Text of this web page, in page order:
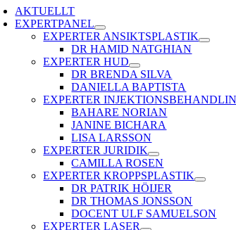
AKTUELLT
EXPERTPANEL
EXPERTER ANSIKTSPLASTIK
DR HAMID NATGHIAN
EXPERTER HUD
DR BRENDA SILVA
DANIELLA BAPTISTA
EXPERTER
BAHARE NORIAN
JANINE BICHARA
LISA LARSSON
EXPERTER JURIDIK
CAMILLA ROSEN
EXPERTER KROPPSPLASTIK
DR PATRIK HÖIJER
DR THOMAS JONSSON
DOCENT ULF SAMUELSON
EXPERTER LASER